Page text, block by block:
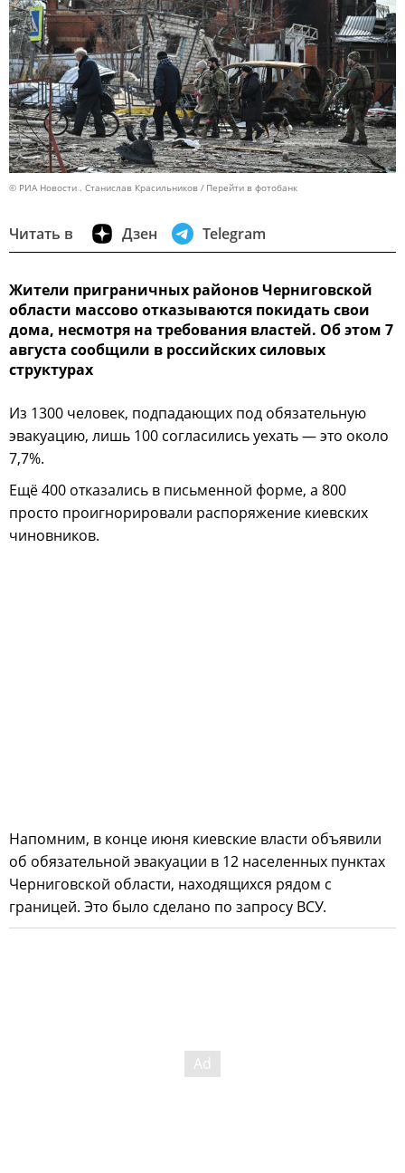
© РИА Новости . Станислав Красильников Перейти в фотобанк
Читать в Дзен Telegram
Жители приграничных районов Черниговской
области массово отказываются покидать свои
дома, несмотря на требования властей. Об этом 7
августа сообщили в российских силовых
структурах
Из 1300 человек, подпадающих под обязательную
эвакуацию, лишь 100 согласились уехать — это около
7,7%.
Ещё 400 отказались в письменной форме, а 800
просто проигнорировали распоряжение киевских
чиновников.
Напомним, в конце июня киевские власти объявили
об обязательной эвакуации в 12 населенных пунктах
Черниговской области, находящихся рядом с
границей. Это было сделано по запросу ВСУ.